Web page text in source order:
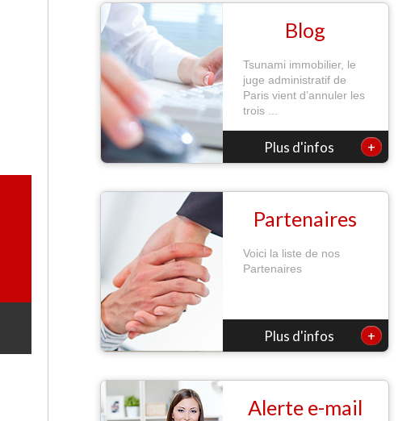
Blog
Tsunami immobilier, le
juge administratif de
Paris vient d’annuler les
trois ...
Plus d'infos +
Partenaires
Voici la liste de nos
Partenaires
Plus d'infos +
Alerte e-mail